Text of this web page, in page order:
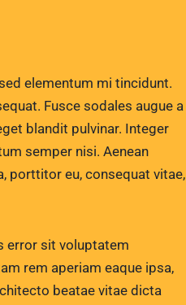
Fusce sodales augue a
blandit pulvinar. Integer
semper nisi. Aenean
porttitor eu, consequat vitae,
error sit voluptatem
rem aperiam eaque ipsa,
beatae vitae dicta